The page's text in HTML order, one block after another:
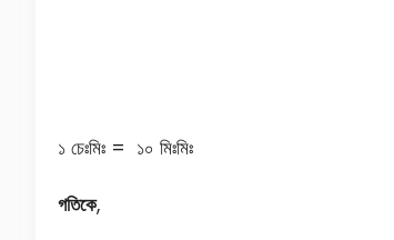
১ চেঃমিঃ = ১০ মিঃমিঃ
গতিকে,